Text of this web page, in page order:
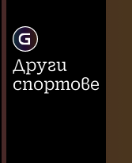
Други
спортове